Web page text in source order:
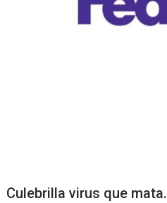
Culebrilla virus que mata.